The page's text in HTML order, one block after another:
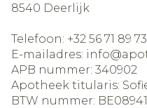
8540 Deerlijk
Telefoon: +32 56 71 89 73
E-mailadres: info@
APB nummer: 340902
Apotheek titularis:
BTW nummer: